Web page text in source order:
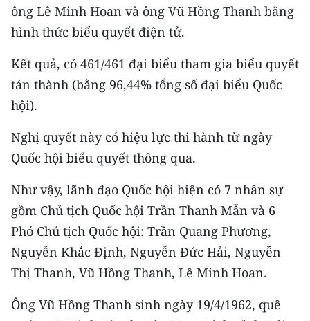
54 DÂN TỘC VIỆT NAM
MỘT SẢN PHẨM
RADIO
MEDIA CENTER
Video
Media Chính trị
Media Kinh tế
ông Lê Minh Hoan và ông Vũ Hồng Thanh bằng
hình thức biểu quyết điện tử.
Kết quả, có 461/461 đại biểu tham gia biểu quyết
tán thành (bằng 96,44% tổng số đại biểu Quốc
hội).
Nghị quyết này có hiệu lực thi hành từ ngày
Quốc hội biểu quyết thông qua.
Như vậy, lãnh đạo Quốc hội hiện có 7 nhân sự
gồm Chủ tịch Quốc hội Trần Thanh Mẫn và 6
Phó Chủ tịch Quốc hội: Trần Quang Phương,
Nguyễn Khắc Định, Nguyễn Đức Hải, Nguyễn
Thị Thanh, Vũ Hồng Thanh, Lê Minh Hoan.
Ông Vũ Hồng Thanh sinh ngày 19/4/1962, quê